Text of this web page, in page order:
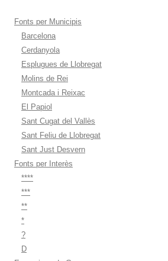
Fonts per Municipis
Barcelona
Cerdanyola
Esplugues de Llobregat
Molins de Rei
Montcada i Reixac
El Papiol
Sant Cugat del Vallès
Sant Feliu de Llobregat
Sant Just Desvern
Fonts per Interès
****
***
**
*
?
D